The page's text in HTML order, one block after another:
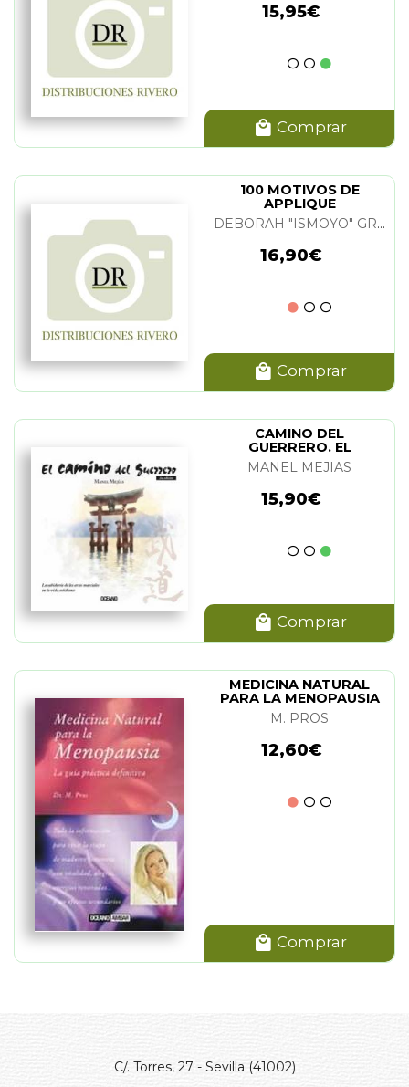
15,95€
Comprar
100 MOTIVOS DE
APPLIQUE
DEBORAH "ISMOYO" GREEN
16,90€
Comprar
CAMINO DEL
GUERRERO. EL
MANEL MEJIAS
15,90€
Comprar
MEDICINA NATURAL
PARA LA MENOPAUSIA
M. PROS
12,60€
Comprar
C/. Torres, 27 - Sevilla (41002)